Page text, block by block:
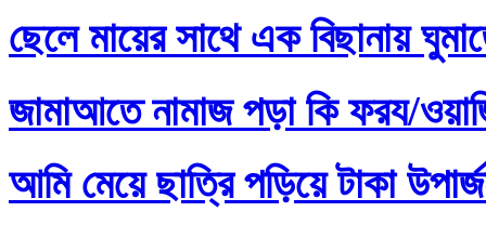
ছেলে মায়ের সাথে এক বিছানায়
জামাআতে নামাজ পড়া কি ফরয/
আমি মেয়ে ছাত্রি পড়িয়ে টাকা